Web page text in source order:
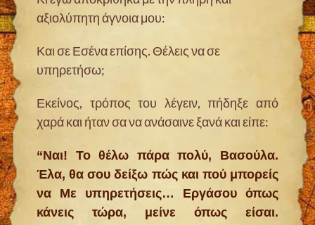
αξιολύπητη άγνοια μου:
Και σε Εσένα επίσης. Θέλεις να σε
υπηρετήσω;
Εκείνος, τρόπος του λέγειν, πήδηξε από
χαρά και ήταν σα να ανάσαινε ξανά και είπε:
“Ναι! Το θέλω πάρα πολύ, Βασούλα.
Έλα, θα σου δείξω πώς και πού μπορείς
να Με υπηρετήσεις… Εργάσου όπως
κάνεις τώρα, μείνε όπως είσαι.